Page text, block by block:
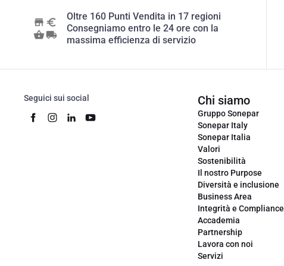
Oltre 160 Punti Vendita in 17 regioni
Consegniamo entro le 24 ore con la
massima efficienza di servizio
Seguici sui social Chi siamo
Gruppo Sonepar
Sonepar Italy
Sonepar Italia
Valori
Sostenibilità
Il nostro Purpose
Diversità e inclusione
Business Area
Integrità e Compliance
Accademia
Partnership
Lavora con noi
Servizi